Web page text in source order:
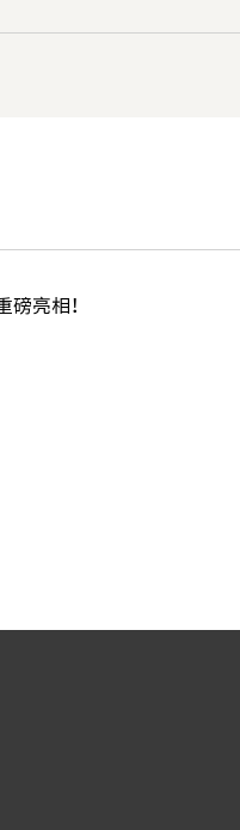
磅亮相！